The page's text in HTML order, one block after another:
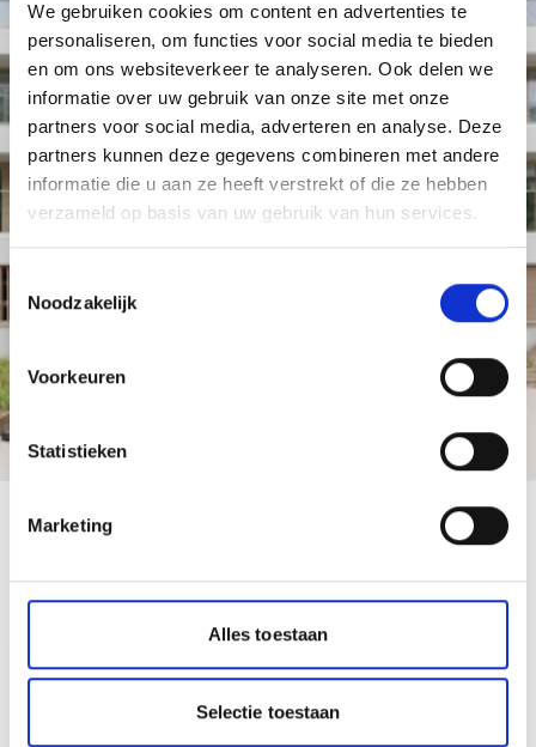
We gebruiken cookies om content en advertenties te
personaliseren, om functies voor social media te bieden
en om ons websiteverkeer te analyseren. Ook delen we
informatie over uw gebruik van onze site met onze
partners voor social media, adverteren en analyse. Deze
partners kunnen deze gegevens combineren met andere
informatie die u aan ze heeft verstrekt of die ze hebben
verzameld op basis van uw gebruik van hun services.
Noodzakelijk
Voorkeuren
Statistieken
Marketing
Alles toestaan
Selectie toestaan
Vragen?
We helpen u graag!
De receptionistes van Gebroeders Blokland verbinden u